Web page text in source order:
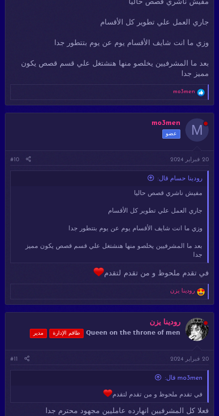
مفيش ناشري قصص حاليا
جاري العمل علي تطوير كل الأقسام
وزي ما انت شايف الأقسام يوم عن يوم بتتطور جدا
بعد ما المشرفيين يخلصو منها هنشتغل علي قسم قصص يكون
مميز جدا
ا
ت
ع
:
mo3men
M
mo3men
عضو
20 فبراير 2024 #10
رودينا حسام قال:
مفيش ناشري قصص حاليا
جاري العمل علي تطوير كل الأقسام
وزي ما انت شايف الأقسام يوم عن يوم بتتطور جدا
بعد ما المشرفيين يخلصو منها هنشتغل علي قسم قصص يكون مميز
جدا
في تقدم ملحوظ و من تقدم لتقدم
ا
ت
ا
ع
ل
:
رودينا يزن
رودينا يزن
𝗤𝘂𝗲𝗲𝗻 𝗼𝗻 𝘁𝗵𝗲 𝘁𝗵𝗿𝗼𝗻𝗲 𝗼𝗳 𝗺𝗲𝗻 طاقم الإدارة مدير
20 فبراير 2024 #11
mo3men قال:
في تقدم ملحوظ و من تقدم لتقدم
فعلا كل المشرفيين انهارده عامليين مجهود محترم جدا